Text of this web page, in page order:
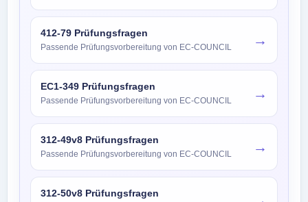
412-79 Prüfungsfragen
Passende Prüfungsvorbereitung von EC-COUNCIL →
EC1-349 Prüfungsfragen
Passende Prüfungsvorbereitung von EC-COUNCIL →
312-49v8 Prüfungsfragen
Passende Prüfungsvorbereitung von EC-COUNCIL →
312-50v8 Prüfungsfragen